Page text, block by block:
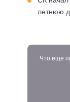
летнюю
Что еще